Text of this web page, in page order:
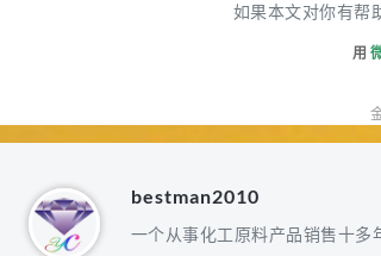
如果本文对你有帮
用
bestman2010
一个从事化工原料产品销售十多